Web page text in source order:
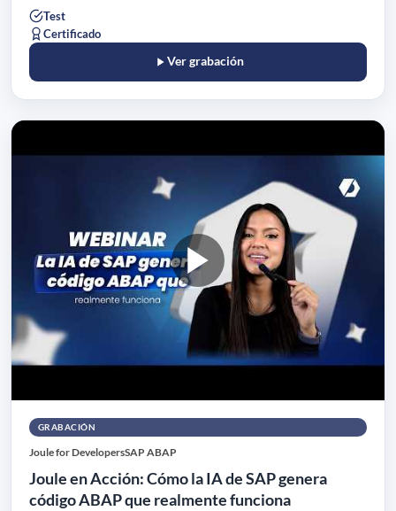
Test
Certificado
Ver grabación
GRABACIÓN
Joule for DevelopersSAP ABAP
Joule en Acción: Cómo la IA de SAP genera
código ABAP que realmente funciona